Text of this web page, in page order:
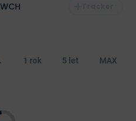
WCH
1 rok 5 let MAX